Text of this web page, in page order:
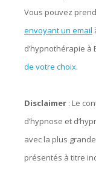
Vous pouvez
envoyant un email
d’hypnothérapie à
de votre choix.
Disclaimer : Le
d’hypnose et
avec la plus
présentés à titre